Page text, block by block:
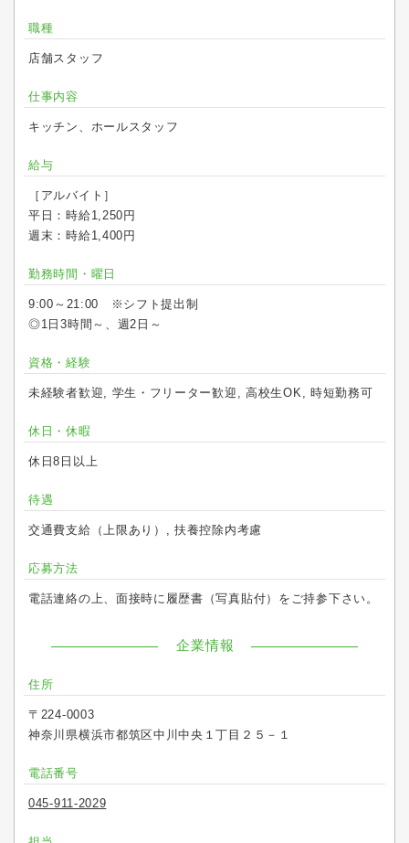
職種
店舗スタッフ
仕事内容
キッチン、ホールスタッフ
給与
［アルバイト］
平日：時給1,250円
週末：時給1,400円
勤務時間・曜日
9:00～21:00 ※シフト提出制
◎1日3時間～、週2日～
資格・経験
未経験者歓迎, 学生・フリーター歓迎, 高校生OK, 時短勤務可
休日・休暇
休日8日以上
待遇
交通費支給（上限あり）, 扶養控除内考慮
応募方法
電話連絡の上、面接時に履歴書（写真貼付）をご持参下さい。
企業情報
住所
〒224-0003
神奈川県横浜市都筑区中川中央１丁目２５－１
電話番号
045-911-2029